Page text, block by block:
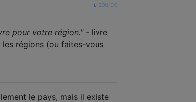
source
pour votre région." - livre
régions (ou faites-vous
le pays, mais il existe